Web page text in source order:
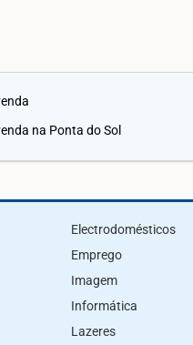
na Ponta do Sol
Electrodomésticos
Emprego
Imagem
Informática
Lazeres